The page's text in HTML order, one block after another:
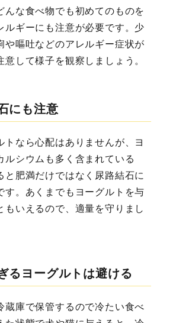
んな食べ物でも初めてのものを
ルギーにも注意が必要です。少
や嘔吐などのアレルギー症状が
意して様子を観察しましょう。
にも注意
トなら心配はありませんが、ヨ
ルシウムも多く含まれている
と肥満だけではなく尿路結石に
す。あくまでもヨーグルトを与
もいえるので、適量を守りまし
るヨーグルトは避ける
蔵庫で保管するので冷たい食べ